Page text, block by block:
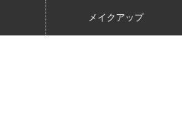
メイクアップ